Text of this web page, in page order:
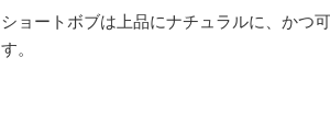
ショートボブは上品にナチュラルに、かつ
す。